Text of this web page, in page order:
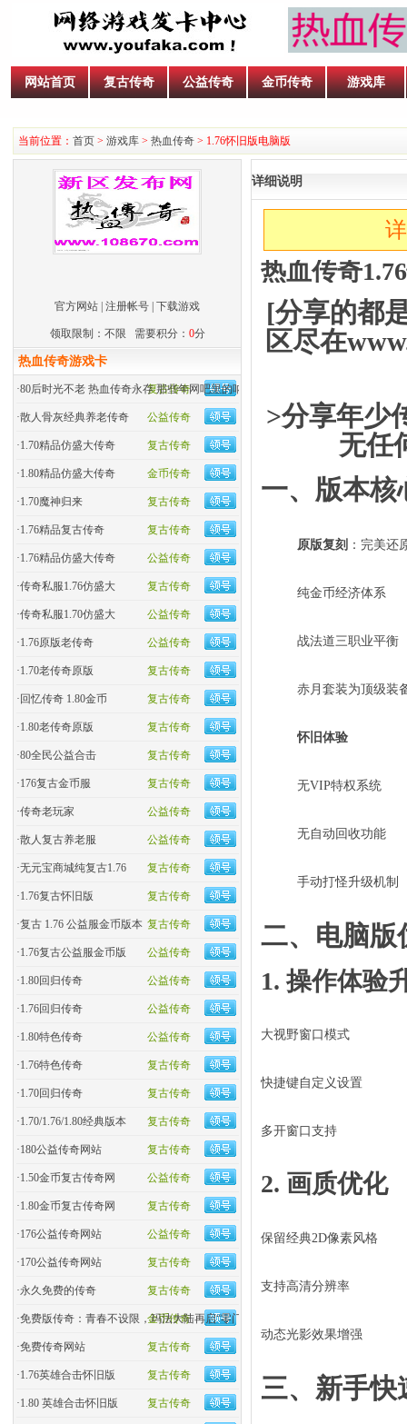
网站首页 复古传奇 公益传奇 金币传奇 游戏库
当前位置： 首页 > 游戏库 > 热血传奇 > 1.76怀旧版电脑版
官方网站 注册帐号 下载游戏
领取限制：不限 需要积分： 0分
热血传奇游戏卡
复古传奇
·80后时光不老 热血传奇永存 那些年网吧里的呐喊
公益传奇
·散人骨灰经典养老传奇
复古传奇
·1.70精品仿盛大传奇
金币传奇
·1.80精品仿盛大传奇
复古传奇
·1.70魔神归来
复古传奇
·1.76精品复古传奇
公益传奇
·1.76精品仿盛大传奇
复古传奇
·传奇私服1.76仿盛大
公益传奇
·传奇私服1.70仿盛大
公益传奇
·1.76原版老传奇
复古传奇
·1.70老传奇原版
复古传奇
· 回忆传奇 1.80金币
复古传奇
·1.80老传奇原版
复古传奇
·80全民公益合击
复古传奇
·176复古金币服
公益传奇
·传奇老玩家
公益传奇
·散人复古养老服
复古传奇
·无元宝商城纯复古1.76
复古传奇
·1.76复古怀旧版
复古传奇
·复古 1.76 公益服金币版本
公益传奇
·1.76复古公益服金币版
公益传奇
·1.80回归传奇
公益传奇
·1.76回归传奇
公益传奇
·1.80特色传奇
复古传奇
·1.76特色传奇
复古传奇
·1.70回归传奇
复古传奇
·1.70/1.76/1.80经典版本
复古传奇
·180公益传奇网站
公益传奇
·1.50金币复古传奇网
复古传奇
·1.80金币复古传奇网
公益传奇
·176公益传奇网站
复古传奇
·170公益传奇网站
复古传奇
·永久免费的传奇
金币传奇
·免费版传奇：青春不设限，玛法大陆再启“零门槛”热血
复古传奇
·免费传奇网站
复古传奇
·1.76英雄合击怀旧版
复古传奇
·1.80 英雄合击怀旧版
详细说明
热血传奇
[分享的都
区尽在
>分享年少
无任
一、版本核
原版复刻 ：完美还
纯金币经济体系
战法道三职业平衡
赤月套装为顶级装
怀旧体验
无VIP特权系统
无自动回收功能
手动打怪升级机制
二、电脑版
1. 操作体验
大视野窗口模式
快捷键自定义设置
多开窗口支持
2. 画质优化
保留经典2D像素风格
支持高清分辨率
动态光影效果增强
三、新手快